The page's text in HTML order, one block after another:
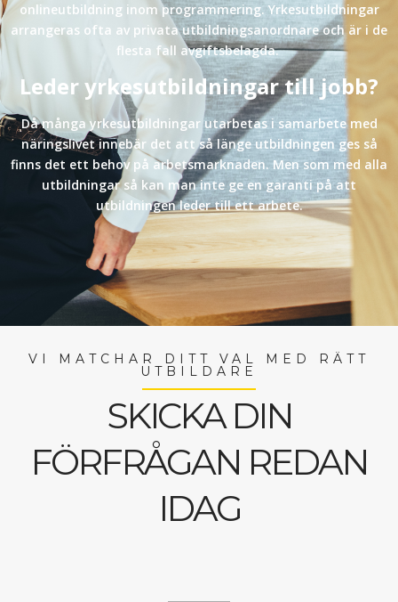
onlineutbildning inom programmering. Yrkesutbildningar
arrangeras ofta av privata utbildningsanordnare och är i de
flesta fall avgiftsbelagda.
Leder yrkesutbildningar till jobb?
Då många yrkesutbildningar utarbetas i samarbete med
näringslivet innebär det att så länge utbildningen ges så
finns det ett behov på arbetsmarknaden. Men som med alla
utbildningar så kan man inte ge en garanti på att
utbildningen leder till ett arbete.
VI MATCHAR DITT VAL MED RÄTT
UTBILDARE
SKICKA DIN
FÖRFRÅGAN REDAN
IDAG